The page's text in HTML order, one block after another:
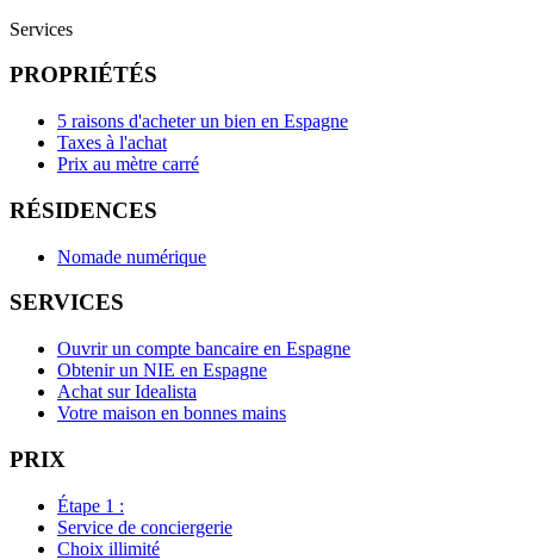
Services
PROPRIÉTÉS
5 raisons d'acheter un bien en Espagne
Taxes à l'achat
Prix au mètre carré
RÉSIDENCES
Nomade numérique
SERVICES
Ouvrir un compte bancaire en Espagne
Obtenir un NIE en Espagne
Achat sur Idealista
Votre maison en bonnes mains
PRIX
Étape 1 :
Service de conciergerie
Choix illimité